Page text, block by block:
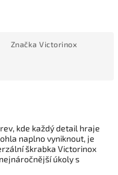
Značka Victorinox
kde každý detail hraje
naplno vyniknout, je
škrabka Victorinox
úkoly s